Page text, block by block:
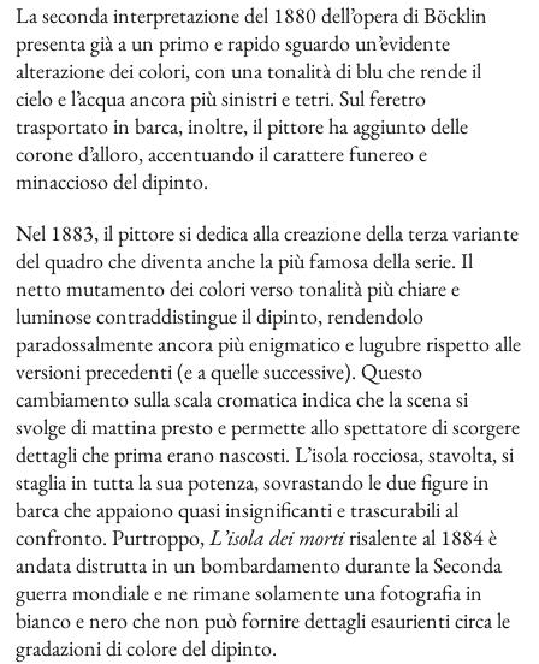
La seconda interpretazione del 1880 dell’opera di Böcklin
presenta già a un primo e rapido sguardo un’evidente
alterazione dei colori, con una tonalità di blu che rende il
cielo e l’acqua ancora più sinistri e tetri. Sul feretro
trasportato in barca, inoltre, il pittore ha aggiunto delle
corone d’alloro, accentuando il carattere funereo e
minaccioso del dipinto.
Nel 1883, il pittore si dedica alla creazione della terza variante
del quadro che diventa anche la più famosa della serie. Il
netto mutamento dei colori verso tonalità più chiare e
luminose contraddistingue il dipinto, rendendolo
paradossalmente ancora più enigmatico e lugubre rispetto alle
versioni precedenti (e a quelle successive). Questo
cambiamento sulla scala cromatica indica che la scena si
svolge di mattina presto e permette allo spettatore di scorgere
dettagli che prima erano nascosti. L’isola rocciosa, stavolta, si
staglia in tutta la sua potenza, sovrastando le due figure in
barca che appaiono quasi insignificanti e trascurabili al
confronto. Purtroppo,L’isola dei mortirisalente al 1884 è
andata distrutta in un bombardamento durante la Seconda
guerra mondiale e ne rimane solamente una fotografia in
bianco e nero che non può fornire dettagli esaurienti circa le
gradazioni di colore del dipinto.